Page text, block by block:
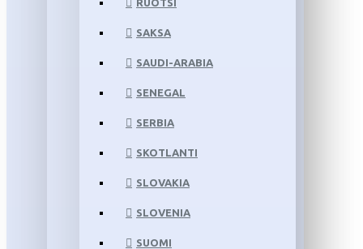
RUOTSI
SAKSA
SAUDI-ARABIA
SENEGAL
SERBIA
SKOTLANTI
SLOVAKIA
SLOVENIA
SUOMI